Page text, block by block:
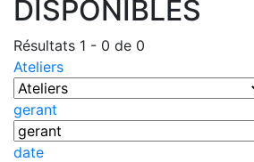
DISPONIBLES
Résultats 1 - 0 de 0
Ateliers
gerant
date